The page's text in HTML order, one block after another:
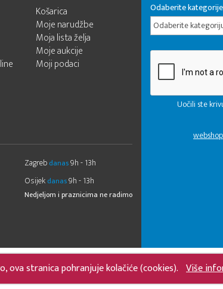
ova stranica pohranjuje kolačiće (cookies). Više
Košarica
Moje narudžbe
Moja lista želja
Moje aukcije
Moji podaci
Zagreb danas9h - 13h
Osijek danas9h - 13h
Nedjeljom i praznicima ne radimo
Odaberite
Odaberite
Uočili ste